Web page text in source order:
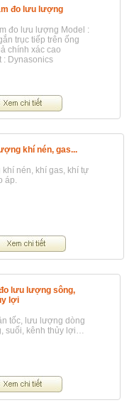
đo lưu lượng
đo lưu lượng Model :
trục tiếp trên ống
chính xác cao
: Dynasonics
khí nén, gas...
nén, khí gas, khí tự
áp.
lưu lượng sông,
lợi
tốc, lưu lượng dòng
suối, kênh thủy lợi…